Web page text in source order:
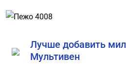
Лучше добавить
Мультивен